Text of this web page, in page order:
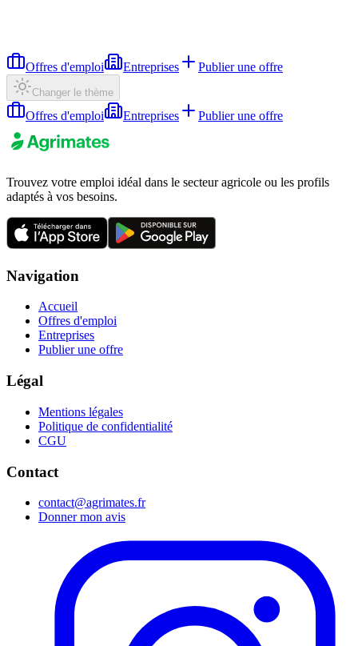
Offres d'emploi Entreprises Publier une offre
Changer le thème
Offres d'emploi Entreprises Publier une offre
Trouvez votre emploi idéal dans le secteur agricole ou les profils
adaptés à vos besoins.
Navigation
Accueil
Offres d'emploi
Entreprises
Publier une offre
Légal
Mentions légales
Politique de confidentialité
CGU
Contact
contact@agrimates.fr
Donner mon avis